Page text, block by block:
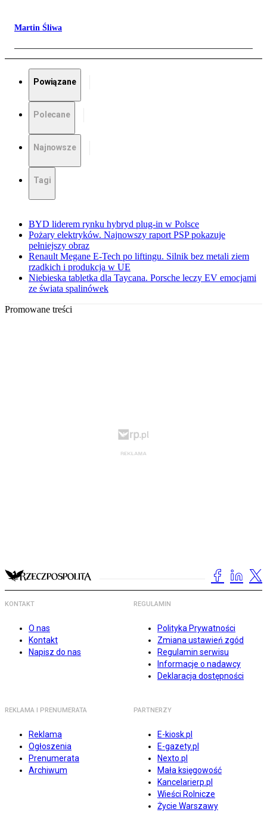
Martin Śliwa
Powiązane
Polecane
Najnowsze
Tagi
BYD liderem rynku hybryd plug-in w Polsce
Pożary elektryków. Najnowszy raport PSP pokazuje
pełniejszy obraz
Renault Megane E-Tech po liftingu. Silnik bez metali ziem
rzadkich i produkcja w UE
Niebieska tabletka dla Taycana. Porsche leczy EV emocjami
ze świata spalinówek
Promowane treści
KONTAKT
O nas
Kontakt
Napisz do nas
REGULAMIN
Polityka Prywatności
Zmiana ustawień zgód
Regulamin serwisu
Informacje o nadawcy
Deklaracja dostępności
REKLAMA I PRENUMERATA
Reklama
Ogłoszenia
Prenumerata
Archiwum
PARTNERZY
E-kiosk.pl
E-gazety.pl
Nexto.pl
Mała księgowość
Kancelarierp.pl
Wieści Rolnicze
Życie Warszawy